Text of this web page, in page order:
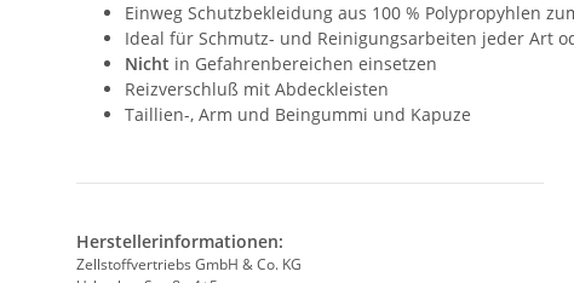
Einweg Schutzbekleidung aus 100 % Polypropyhlen
Ideal für Schmutz- und Reinigungsarbeiten jeder Art
Nicht in Gefahrenbereichen einsetzen
Reizverschluß mit Abdeckleisten
Taillien-, Arm und Beingummi und Kapuze
Herstellerinformationen:
Zellstoffvertriebs GmbH & Co. KG